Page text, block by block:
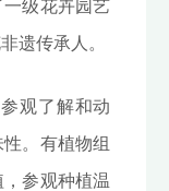
级花卉园艺
遗传承人。
观了解和动
。有植物组
参观种植温